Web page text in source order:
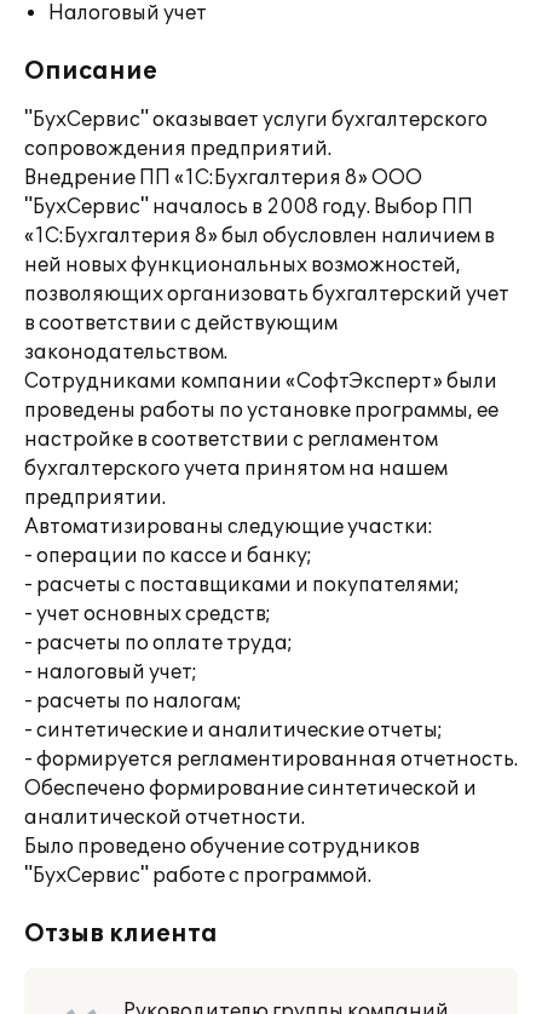
Налоговый учет
Описание
"БухСервис" оказывает услуги бухгалтерского
сопровождения предприятий.
Внедрение ПП «1С:Бухгалтерия 8» ООО
"БухСервис" началось в 2008 году. Выбор ПП
«1С:Бухгалтерия 8» был обусловлен наличием в
ней новых функциональных возможностей,
позволяющих организовать бухгалтерский учет
в соответствии с действующим
законодательством.
Сотрудниками компании «СофтЭксперт» были
проведены работы по установке программы, ее
настройке в соответствии с регламентом
бухгалтерского учета принятом на нашем
предприятии.
Автоматизированы следующие участки:
- операции по кассе и банку;
- расчеты с поставщиками и покупателями;
- учет основных средств;
- расчеты по оплате труда;
- налоговый учет;
- расчеты по налогам;
- синтетические и аналитические отчеты;
- формируется регламентированная отчетность.
Обеспечено формирование синтетической и
аналитической отчетности.
Было проведено обучение сотрудников
"БухСервис" работе с программой.
Отзыв клиента